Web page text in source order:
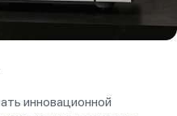
инновационной